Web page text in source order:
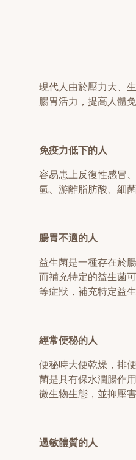
現代人由於壓力大、
腸胃活力，提高人體
免疫力低下的人
容易患上反復性感冒
氫、游離脂肪酸、細
腸胃不適的人
益生菌是一種存在於
而補充特定的益生菌
等症狀，補充特定益
經常便秘的人
便秘時大便乾燥，排
菌是具有保水潤腸作
微生物生態，並抑壓
過敏體質的人